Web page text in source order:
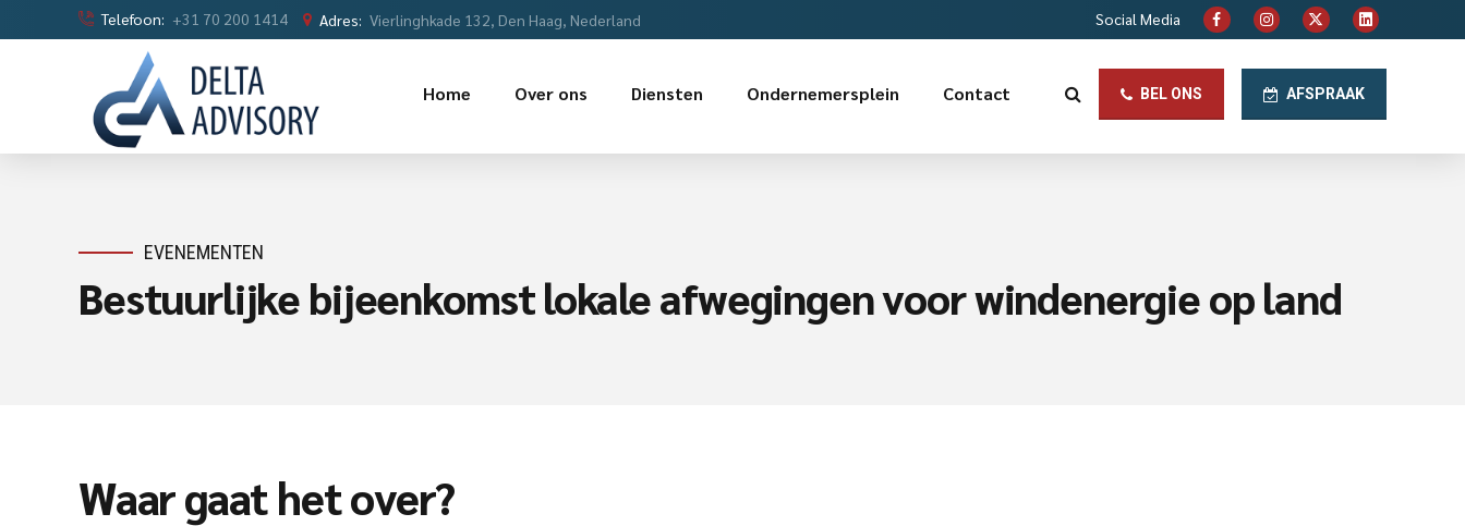
Telefoon: +31 70 200 1414 Adres: Vierlinghkade 132, Den Haag, Nederland Social Media
BEL ONS AFSPRAAK
Home Over ons Diensten Ondernemersplein Contact
EVENEMENTEN
Bestuurlijke bijeenkomst lokale afwegingen voor windenergie op land
Waar gaat het over?